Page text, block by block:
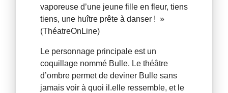
vaporeuse d’une jeune fille en fleur, tiens
tiens, une huître prête à danser ! »
(ThéatreOnLine)
Le personnage principale est un
coquillage nommé Bulle. Le théâtre
d’ombre permet de deviner Bulle sans
jamais voir à quoi il.elle ressemble, et le